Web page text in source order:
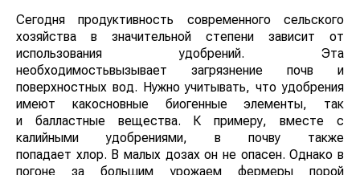
Сегодня продуктивность современного сельского
хозяйства в значительной степени зависит от
использования удобрений. Эта
необходимостьвызывает загрязнение почв и
поверхностных вод. Нужно учитывать, что удобрения
имеют какосновные биогенные элементы, так
и балластные вещества. К примеру, вместе с
калийными удобрениями, в почву также
попадает хлор. В малых дозах он не опасен. Однако в
погоне за большим урожаем фермеры порой